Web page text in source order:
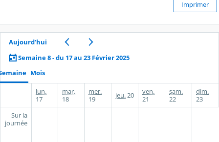
Imprimer
Aujourd’hui
Semaine 8 - du 17 au 23 Février 2025
Mois
lun.
17
mar.
18
mer.
19
jeu. 20
ven.
21
sam.
22
dim.
23
Sur la
journée